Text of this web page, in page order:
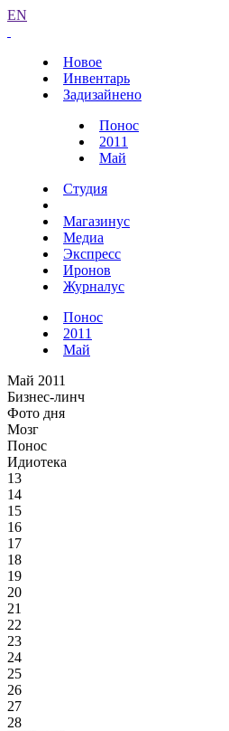
EN
Новое
Инвентарь
Задизайнено
Понос
2011
Май
Студия
Магазинус
Медиа
Экспресс
Иронов
Журналус
Понос
2011
Май
Май 2011
Бизнес-линч
Фото дня
Мозг
Понос
Идиотека
13
14
15
16
17
18
19
20
21
22
23
24
25
26
27
28